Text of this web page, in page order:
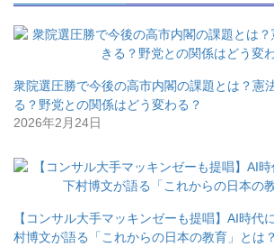
衆院選圧勝で今後の高市内閣の課題とは？憲
る？野党との関係はどう変わる？
2026年2月24日
【コンサル大手マッキンゼーも提唱】AI時代
村博文が語る「これからの日本の教育」とは？